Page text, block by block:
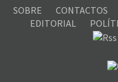
SOBRE CONTACTOS
EDITORIAL